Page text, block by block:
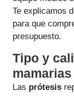
Te explicamos
para que
presupuesto.
Tipo y
mamarias
Las prótesis